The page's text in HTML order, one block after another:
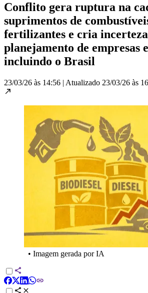
Conflito gera ruptura na
suprimentos de
fertilizantes e cria
planejamento de empresas
incluindo o Brasil
23/03/26 às 14:56 | Atualizado 23/03/26 às
• Imagem gerada por IA